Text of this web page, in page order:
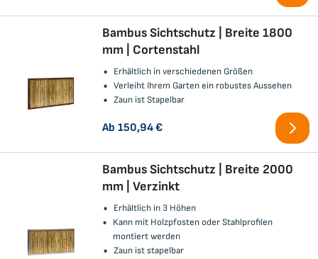
Bambus Sichtschutz | Breite 1800
mm | Cortenstahl
Erhältlich in verschiedenen Größen
Verleiht Ihrem Garten ein robustes Aussehen
Zaun ist Stapelbar
Ab 150,94 €
Bambus Sichtschutz | Breite 2000
mm | Verzinkt
Erhältlich in 3 Höhen
Kann mit Holzpfosten oder Stahlprofilen
montiert werden
Zaun ist stapelbar